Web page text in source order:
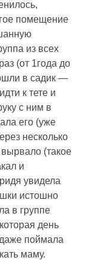
помещение
из всех
(от 1года до
в садик —
к тете и
с ним в
его (уже
несколько
вырвало (такое
и
увидела
истошно
в группе
день
поймала
маму.